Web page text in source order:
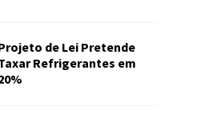
de Lei Pretende
Refrigerantes em